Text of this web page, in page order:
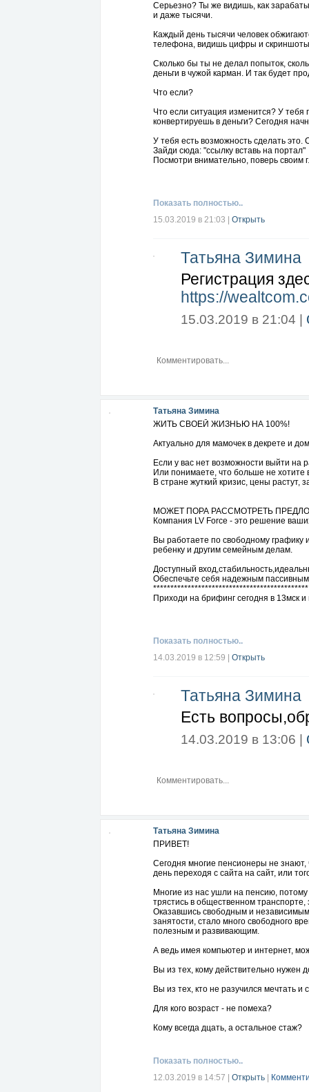
Серьезно? Ты же видишь, как
и даже тысячи.
Каждый день тысячи человек
телефона, видишь цифры и
Сколько бы ты не делал попыток,
деньги в чужой карман. И так будет
Что если?
Что если ситуация изменится? У
конвертируешь в деньги? Сегодня
У тебя есть возможность сделать это.
Зайди сюда: "ссылку вставь на портал"
Посмотри внимательно, поверь своим
Будучи простым учеником трендовой
сейчас. Через 3-6 месяцев станешь
Показать полностью..
15.03.2019 в 21:03
Открыть
Татьяна Зимина
Регистрация
https://
15.03.2019 в 21:04 |
Татьяна Зимина
ЖИТЬ СВОЕЙ ЖИЗНЬЮ НА 100%!
Актуально для мамочек в декрете и
Если у вас нет возможности выйти на
Или понимаете, что больше не
В стране жуткий кризис, цены растут,
МОЖЕТ ПОРА РАССМОТРЕТЬ
Компания LV Force - это решение
Вы работаете по свободному графику
ребенку и другим семейным делам.
Доступный
Обеспечьте себя надежным
*********************************************
Приходи на брифинг сегодня в 13мск
Показать полностью..
14.03.2019 в 12:59
Открыть
Татьяна Зимина
Есть
14.03.2019 в 13:06 |
Татьяна Зимина
ПРИВЕТ!
Сегодня многие пенсионеры не
день переходя с сайта на сайт, или
Многие из нас ушли на пенсию,
трястись в общественном
Оказавшись свободным и
занятости, стало много свободного
полезным и развивающим.
А ведь имея компьютер и интернет,
Вы из тех, кому действительно нужен
Вы из тех, кто не разучился мечтать
Для кого возраст - не помеха?
Кому всегда дцать, а остальное стаж?
Это дружная команда партнеров, в
рассчитывать на помощь и поддержку
Показать полностью..
12.03.2019 в 14:57
Открыть